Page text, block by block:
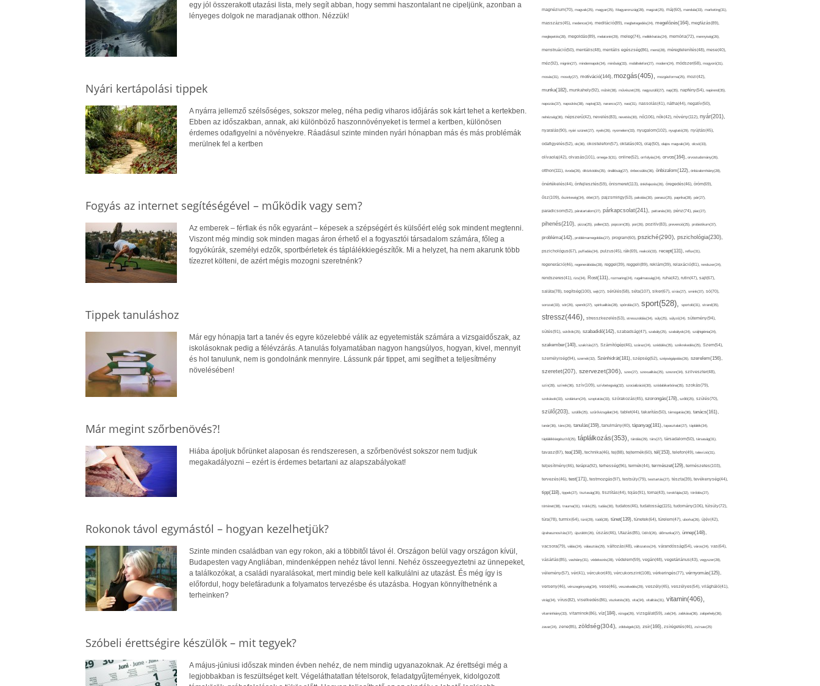
egy jól összerakott utazási lista, mely segít abban, hogy semmi haszontalant ne cipeljünk, azonban a
lényeges dolgok ne maradjanak otthon. Nézzük!
Nyári kertápolási tippek
A nyárra jellemző szélsőséges, sokszor meleg, néha pedig viharos időjárás sok kárt tehet a kertekben.
Ebben az időszakban, annak, aki különböző haszonnövényeket is termel a kertben, különösen
érdemes odafigyelni a növényekre. Ráadásul szinte minden nyári hónapban más és más problémák
merülnek fel a kertben
Fogyás az internet segítéségével – működik vagy sem?
Az emberek – férfiak és nők egyaránt – képesek a szépségért és külsőért elég sok mindent megtenni.
Viszont még mindig sok minden magas áron érhető el a fogyasztói társadalom számára, főleg a
fogyókúrák, személyi edzők, sportbérletek és táplálékkiegészítők. Mi a helyzet, ha nem akarunk több
tízezret költeni, de azért mégis mozogni szeretnénk?
Tippek tanuláshoz
Már egy hónapja tart a tanév és egyre közelebbé válik az egyetemisták számára a vizsgaidőszak, az
iskolásoknak pedig a félévzárás. A tanulás folyamatában nagyon hangsúlyos, hogyan, kivel, mennyit
és hol tanulunk, nem is gondolnánk mennyire. Lássunk pár tippet, ami segíthet a teljesítmény
növelésében!
Már megint szőrbenövés?!
Hiába ápoljuk bőrünket alaposan és rendszeresen, a szőrbenövést sokszor nem tudjuk
megakadályozni – ezért is érdemes betartani az alapszabályokat!
Rokonok távol egymástól – hogyan kezelhetjük?
Szinte minden családban van egy rokon, aki a többitől távol él. Országon belül vagy országon kívül,
Budapesten vagy Angliában, mindenképpen nehéz távol lenni. Nehéz összeegyeztetni az ünnepeket,
a találkozókat, a családi nyaralásokat, mert mindig bele kell kalkulálni az utazást. És még így is
előfordul, hogy belefáradunk a folyamatos tervezésbe és utazásba. Hogyan könnyíthetnénk a
terheinken?
Szóbeli érettségire készülök – mit tegyek?
A május-júniusi időszak minden évben nehéz, de nem mindig ugyanazoknak. Az érettségi még a
legjobbakban is feszültséget kelt. Végeláthatatlan tételsorok, feladatgyűjtemények, kidolgozott
magnézium(70), magvak(25), magyar(25), Magyarország(28), magzat(25), máj(60), mandula(33), marketing(31),
masszázs(45), medence(24), meditáció(89), megbetegedés(24), megelőzés(164), megfázás(89),
meglepetés(28), megoldás(89), melatonin(29), meleg(74), mellékhatás(24), memória(72), mennyiség(26),
menstruáció(50), mentális(48), mentális egészség(86), menü(28), méregtelenítés(48), mese(40),
méz(92), migrén(27), mindennapok(34), minőség(33), mobiltelefon(27), modern(24), módszer(68), mogyoró(31),
mosás(31), mosoly(27), motiváció(144), mozgás(405), mozgásforma(25), mozi(42),
munka(182), munkahely(92), műtét(38), művészet(29), nagyszülő(27), nap(35), napfény(54), napirend(35),
napozás(37), napsütés(38), naptej(32), narancs(27), nasi(31), nassolás(41), nátha(44), negatív(50),
nehézség(36), népszerű(42), nevelés(83), nevetés(30), nő(106), nők(42), növény(112), nyár(201),
nyaralás(90), nyári szünet(27), nyelv(26), nyomelem(33), nyugalom(102), nyugtató(29), nyújtás(45),
odafigyelés(52), ok(36), okostelefon(57), oktatás(40), olaj(50), olajos magvak(34), olcsó(33),
olívaolaj(42), olvasás(101), omega-3(31), online(52), orrfolyás(24), orvos(164), orvostudomány(26),
otthon(111), óvoda(26), öltözködés(35), önállóság(27), önbecsülés(36), önbizalom(122), önbizalomhiány(28),
önértékelés(44), önfejlesztés(59), önismeret(113), önkifejezés(26), öregedés(46), öröm(69),
ősz(109), őszinteség(34), ötlet(37), pajzsmirigy(53), pakolás(30), panasz(25), paprika(28), pár(27),
paradicsom(52), páratartalom(27), párkapcsolat(241), pattanás(30), pénz(74), piac(27),
pihenés(210), pizza(25), pollen(32), popcorn(35), por(26), pozitív(83), prevenció(25), probiotikum(37),
probléma(142), problémamegoldás(27), program(60), psziché(290), pszichológia(230),
pszichológus(67), puffadás(34), pulzus(45), rák(69), reakció(33), recept(131), reflux(31),
regeneráció(46), regenerálódás(28), reggel(39), reggeli(89), reklám(39), relaxáció(81), rendszer(24),
rendszeres(41), rizs(34), Rost(131), rozmaring(24), rugalmasság(24), ruha(42), rutin(47), sajt(67),
saláta(78), segítség(100), sejt(27), sérülés(58), séta(107), siker(67), sírás(27), smink(37), só(70),
sorozat(33), sör(26), spenót(27), spiritualitás(28), spórolás(37), sport(528), sportoló(31), strand(35),
stressz(446), stresszkezelés(53), stresszoldás(34), súly(25), súlyzó(24), sütemény(94),
sütés(91), sütőtök(25), szabadidő(142), szabadság(47), szabály(25), szabályok(24), szájhigiénia(24),
szakember(140), szakítás(27), Számítógép(46), száraz(24), szédülés(35), székrekedés(25), Szem(54),
személyiség(94), szemét(32), Szénhidrát(181), szépség(52), szépségápolás(26), szerelem(156),
szeretet(207), szervezet(306), szex(27), szexualitás(25), szezon(34), szilveszter(48),
szín(28), színek(36), szív(109), szívbetegség(32), szocializáció(30), szódabikarbóna(35), szokás(79),
szokások(33), szolárium(24), szoptatás(33), szórakozás(45), szorongás(178), szőlő(25), szülés(70),
szülő(203), szülők(25), szűrővizsgálat(34), tablet(44), takarítás(50), támogatás(36), tanács(161),
tanár(36), tánc(26), tanulás(159), tanulmány(40), tápanyag(181), tapasztalat(27), táplálék(34),
táplálékkiegészítő(25), táplálkozás(353), tárolás(29), társ(27), társadalom(50), társaság(31),
tavasz(87), tea(158), technika(46), tej(88), tejtermék(60), tél(153), telefon(49), televízió(31),
teljesítmény(46), terápia(92), terhesség(96), termék(44), természet(129), természetes(103),
tervezés(46), test(171), testmozgás(97), testsúly(79), testtartás(27), tészta(39), tevékenység(44),
tipp(118), tippek(27), tisztaság(35), tisztítás(44), tojás(91), torna(43), torokfájás(32), törődés(27),
történet(38), trauma(31), trükk(25), tudás(30), tudatos(46), tudatosság(115), tudomány(106), túlsúly(72),
túra(78), turmix(64), túró(29), tüdő(28), tünet(139), tünetek(64), türelem(47), uborka(26), újév(42),
újrahasznosítás(37), újszülött(26), úszás(46), Utazás(85), Üdítő(26), ülőmunka(27), ünnep(148),
vacsora(79), válás(24), választás(29), változás(48), változatos(24), várandósság(54), város(24), vas(64),
vásárlás(85), vashiány(31), védekezés(28), védelem(59), vegán(48), vegetáriánus(43), vegyszer(28),
vélemény(57), vér(41), vércukor(49), vércukorszint(108), vérkeringés(77), vérnyomás(125),
verseny(46), vérszegénység(34), vese(46), veszekedés(29), veszély(45), veszélyes(54), világháló(41),
virág(34), vírus(82), viselkedés(86), viszketés(30), vita(34), vitalitás(31), vitamin(406),
vitaminhiány(33), vitaminok(86), víz(184), vizsga(26), vizsgálat(59), zab(34), zabkása(36), zabpehely(36),
zavar(24), zene(85), zöldség(304), zöldségek(32), zsír(166), zsírégetés(46), zsírsav(25)